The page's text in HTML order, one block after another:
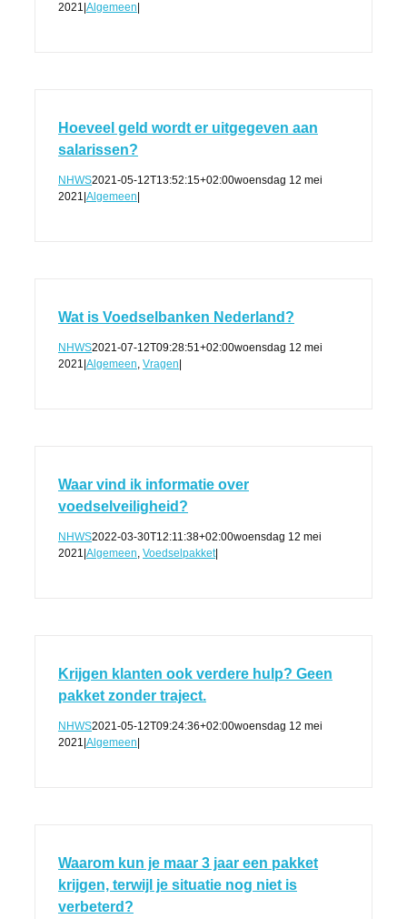
2021 Algemeen
Hoeveel geld wordt er uitgegeven aan
salarissen?
NHWS2021-05-12T13:52:15+02:00woensdag 12 mei
2021 Algemeen
Wat is Voedselbanken Nederland?
NHWS2021-07-12T09:28:51+02:00woensdag 12 mei
2021 Algemeen, Vragen
Waar vind ik informatie over
voedselveiligheid?
NHWS2022-03-30T12:11:38+02:00woensdag 12 mei
2021 Algemeen, Voedselpakket|
Krijgen klanten ook verdere hulp? Geen
pakket zonder traject.
NHWS2021-05-12T09:24:36+02:00woensdag 12 mei
2021 Algemeen
Waarom kun je maar 3 jaar een pakket
krijgen, terwijl je situatie nog niet is
verbeterd?